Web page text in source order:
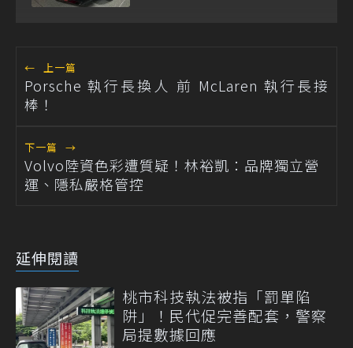
← 上一篇
Porsche 執行長換人 前 McLaren 執行長接
棒！
下一篇 →
Volvo陸資色彩遭質疑！林裕凱：品牌獨立營
運、隱私嚴格管控
延伸閱讀
桃市科技執法被指「罰單陷
阱」！民代促完善配套，警察
局提數據回應